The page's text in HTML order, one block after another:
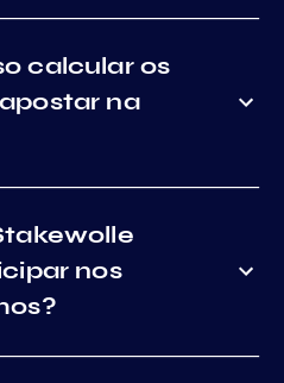
calcular os
na
nos